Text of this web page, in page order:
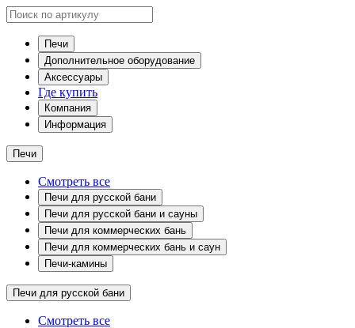
Печи
Дополнительное оборудование
Аксессуары
Где купить
Компания
Информация
Печи
Смотреть все
Печи для русской бани
Печи для русской бани и сауны
Печи для коммерческих бань
Печи для коммерческих бань и саун
Печи-камины
Печи для русской бани
Смотреть все